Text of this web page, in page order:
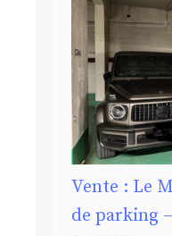
Vente : Le
de parking